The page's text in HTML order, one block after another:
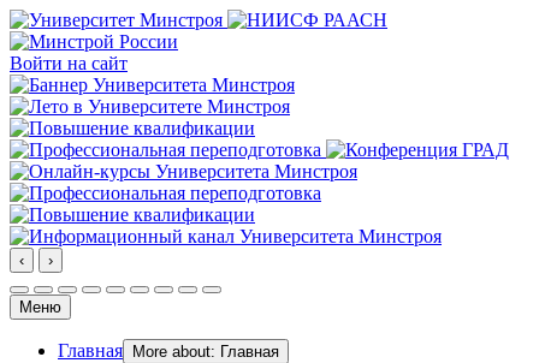
Войти на сайт
‹ ›
Меню
Главная More about: Главная